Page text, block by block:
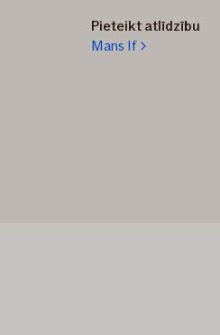
Pieteikt atlīdzību
Mans If